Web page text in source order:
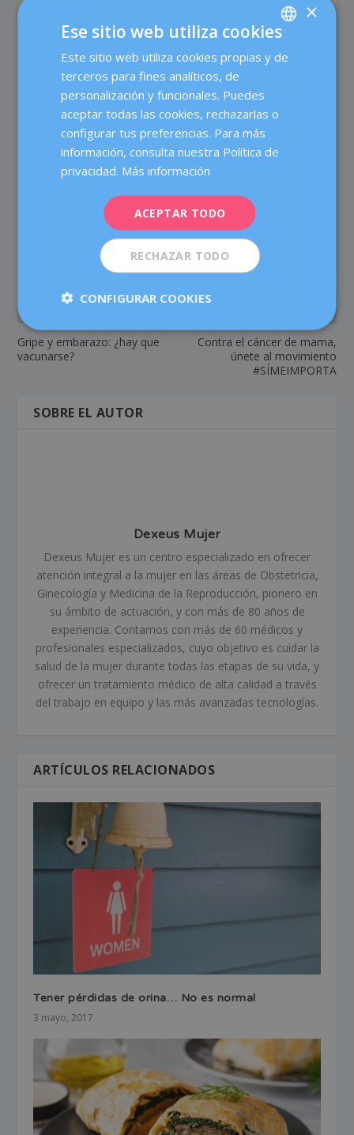
adecuada y ajustarla en la zona superior de la nariz
para evitar que se forme vaho en los cristales, si usas
gafas, o que el aire que exhalas empeore algunos
síntomas del ojo seco. Hay algunas que incluyen una
tira interior de efecto adherente que facilita que no se
mueva. Consulta en tu farmacia.
COMPARTIR: VALORACIÓN:
ANTERIOR
Gripe y embarazo: ¿hay que
vacunarse?
Contra el cáncer de mama,
únete al movimiento
#SÍMEIMPORTA
SOBRE EL AUTOR
Dexeus Mujer
Dexeus Mujer es un centro especializado en ofrecer
atención integral a la mujer en las áreas de Obstetricia,
Ginecología y Medicina de la Reproducción, pionero en
su ámbito de actuación, y con más de 80 años de
experiencia. Contamos con más de 60 médicos y
profesionales especializados, cuyo objetivo es cuidar la
salud de la mujer durante todas las etapas de su vida, y
ofrecer un tratamiento médico de alta calidad a través
del trabajo en equipo y las más avanzadas tecnologías.
ARTÍCULOS RELACIONADOS
Tener pérdidas de orina… No es normal
3 mayo, 2017
SPANISH
×
Ese sitio web utiliza cookies
Este sitio web utiliza cookies propias y de
terceros para fines analíticos, de
personalización y funcionales. Puedes
aceptar todas las cookies, rechazarlas o
configurar tus preferencias. Para más
información, consulta nuestra Política de
privacidad. Más información
ACEPTAR TODO
RECHAZAR TODO
CONFIGURAR COOKIES